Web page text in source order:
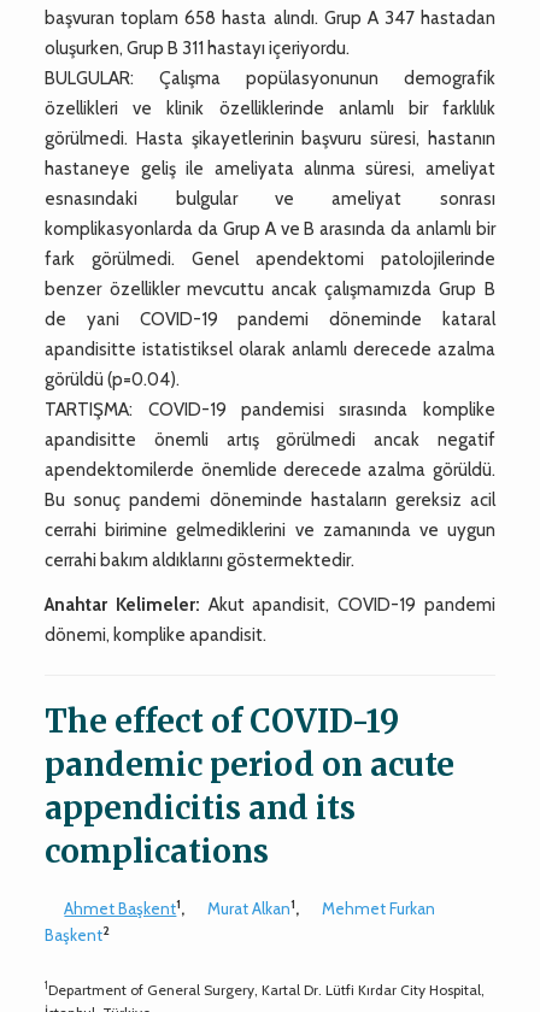
başvuran toplam 658 hasta alındı. Grup A 347 hastadan
oluşurken, Grup B 311 hastayı içeriyordu.
BULGULAR: Çalışma popülasyonunun demografik
özellikleri ve klinik özelliklerinde anlamlı bir farklılık
görülmedi. Hasta şikayetlerinin başvuru süresi, hastanın
hastaneye geliş ile ameliyata alınma süresi, ameliyat
esnasındaki bulgular ve ameliyat sonrası
komplikasyonlarda da Grup A ve B arasında da anlamlı bir
fark görülmedi. Genel apendektomi patolojilerinde
benzer özellikler mevcuttu ancak çalışmamızda Grup B
de yani COVID-19 pandemi döneminde kataral
apandisitte istatistiksel olarak anlamlı derecede azalma
görüldü (p=0.04).
TARTIŞMA: COVID-19 pandemisi sırasında komplike
apandisitte önemli artış görülmedi ancak negatif
apendektomilerde önemlide derecede azalma görüldü.
Bu sonuç pandemi döneminde hastaların gereksiz acil
cerrahi birimine gelmediklerini ve zamanında ve uygun
cerrahi bakım aldıklarını göstermektedir.
Anahtar Kelimeler: Akut apandisit, COVID-19 pandemi
dönemi, komplike apandisit.
The effect of COVID-19
pandemic period on acute
appendicitis and its
complications
Ahmet Başkent1, Murat Alkan1,
Mehmet Furkan
Başkent2
1Department of General Surgery, Kartal Dr. Lütfi Kırdar City Hospital,